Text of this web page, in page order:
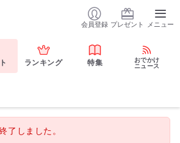
会員登録 プレゼント メニュー
ランキング 特集
おでかけ
ニュース
了しました。